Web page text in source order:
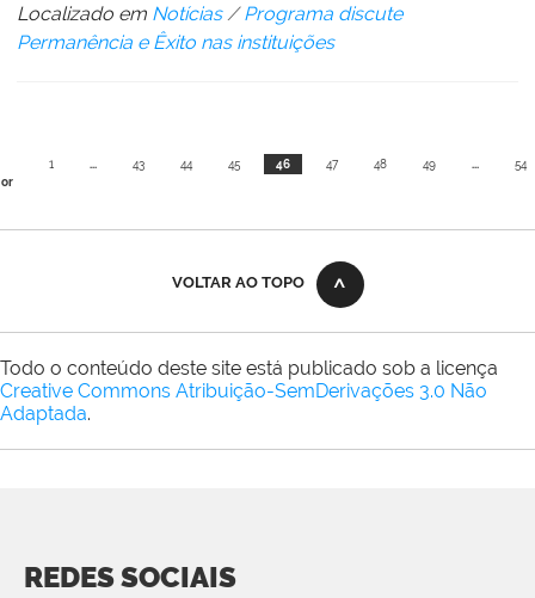
Localizado em Notícias /Programa discute
Permanência e Êxito nas instituições
1 ... 43 44 45 46 47 48 49 ... 54
VOLTAR AO TOPO
Todo o conteúdo deste site está publicado sob a licença
Creative Commons Atribuição-SemDerivações 3.0 Não
Adaptada.
REDES SOCIAIS